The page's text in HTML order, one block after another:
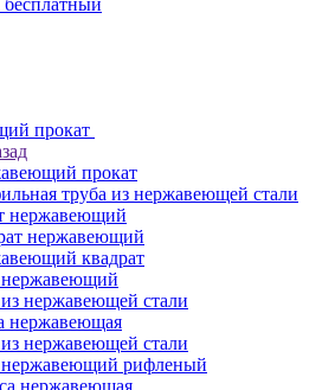
бесплатный
прокат
прокат
труба из нержавеющей стали
нержавеющий
нержавеющий
квадрат
нержавеющей стали
нержавеющая
нержавеющей стали
рифленый
нержавеющая